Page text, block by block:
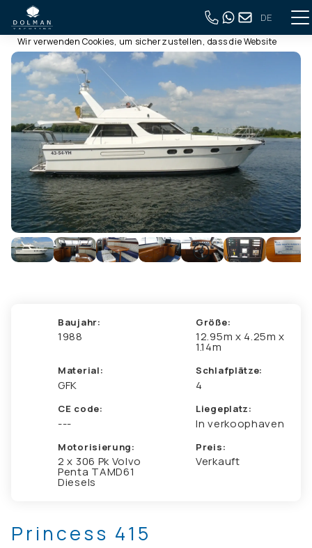
DE
Zurück zur vollständigen Übersicht
Baujahr:
1988
Größe:
12.95m x 4.25m x
1.14m
Material:
GFK
Schlafplätze:
4
CE code:
---
Liegeplatz:
In verkoophaven
Motorisierung:
2 x 306 Pk Volvo
Penta TAMD61
Diesels
Preis:
Verkauft
Princess 415
Diese Webseite verwendet Cookies
Wir verwenden Cookies, um sicherzustellen, dass die Website
ordnungsgemäß funktioniert. Lesen Sie mehr über unsere
Verwendung von Cookies in unserer Datenschutzerklärung
Indem Sie auf Zulassen klicken, stimmen Sie dem zu.
Alle zulassen
Anpassen
Ablehnen